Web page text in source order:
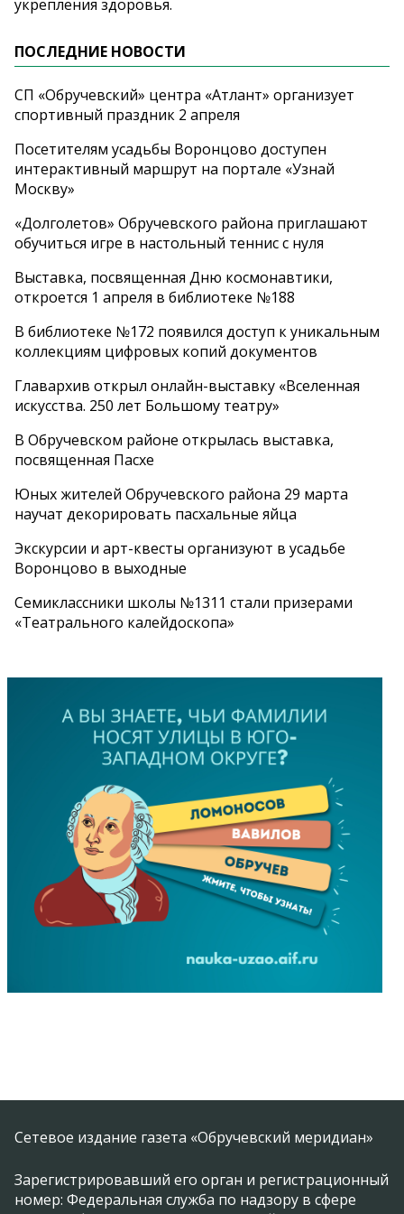
укрепления здоровья.
ПОСЛЕДНИЕ НОВОСТИ
СП «Обручевский» центра «Атлант» организует
спортивный праздник 2 апреля
Посетителям усадьбы Воронцово доступен
интерактивный маршрут на портале «Узнай
Москву»
«Долголетов» Обручевского района приглашают
обучиться игре в настольный теннис с нуля
Выставка, посвященная Дню космонавтики,
откроется 1 апреля в библиотеке №188
В библиотеке №172 появился доступ к уникальным
коллекциям цифровых копий документов
Главархив открыл онлайн-выставку «Вселенная
искусства. 250 лет Большому театру»
В Обручевском районе открылась выставка,
посвященная Пасхе
Юных жителей Обручевского района 29 марта
научат декорировать пасхальные яйца
Экскурсии и арт-квесты организуют в усадьбе
Воронцово в выходные
Семиклассники школы №1311 стали призерами
«Театрального калейдоскопа»
Сетевое издание газета «Обручевский меридиан»
Зарегистрировавший его орган и регистрационный
номер: Федеральная служба по надзору в сфере